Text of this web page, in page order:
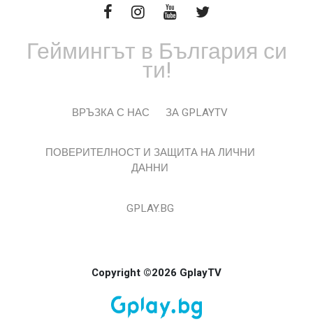
Геймингът в България си
ти!
ВРЪЗКА С НАС ЗА GPLAYTV
ПОВЕРИТЕЛНОСТ И ЗАЩИТА НА ЛИЧНИ
ДАННИ
GPLAY.BG
Copyright ©2026 GplayTV